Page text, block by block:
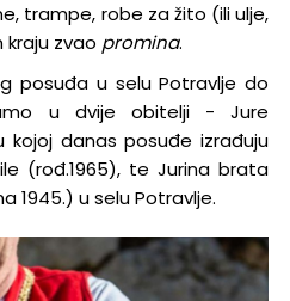
trampe, robe za žito (ili ulje,
zvao promina.
posuđa u selu Potravlje do
u dvije obitelji - Jure
kojoj danas posuđe izrađuju
(rođ.1965), te Jurina brata
1945.) u selu Potravlje.